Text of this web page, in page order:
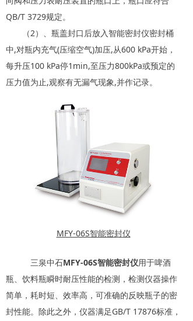
QB/T 3729规定。
（2）、瓶盖封口后放入智能密封仪密封桶
中,对瓶内充气(压缩空气)加压,从600 kPa开始，
每升压100 kPa停1min,至压力800kPa或预定的
压力值为止,观察有无漏气现象,并作记录。
MFY-06S智能密封仪
三泉中石MFY-06S智能密封仪用于啤酒
瓶、饮料瓶瞬时耐压性能的检测，检测仪器操作
简单，耗时短、效率高，可准确的反映瓶子的密
封性能。除此之外，仪器满足GB/T 17876标准，